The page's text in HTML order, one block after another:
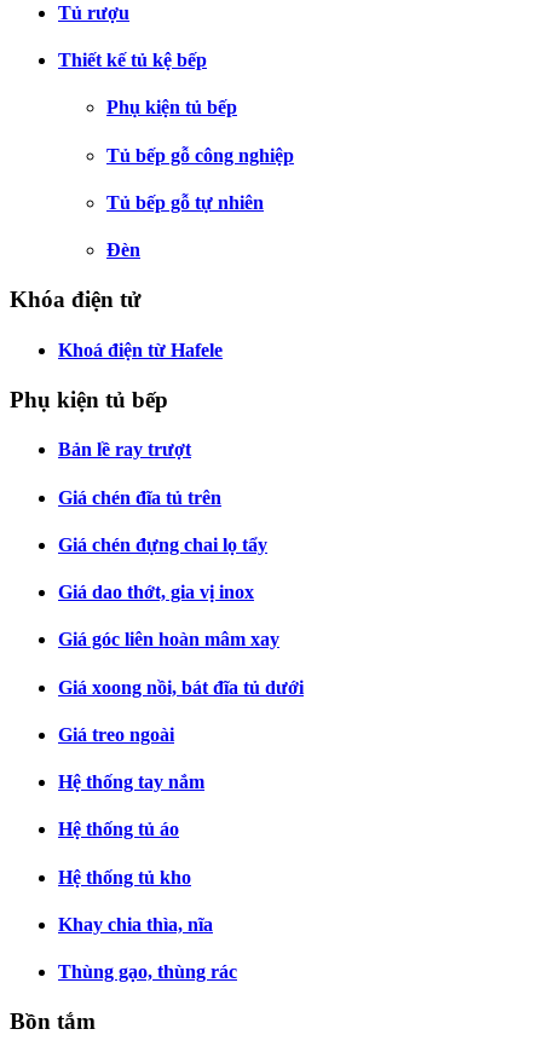
Tủ rượu
Thiết kế tủ kệ bếp
Phụ kiện tủ bếp
Tủ bếp gỗ công nghiệp
Tủ bếp gỗ tự nhiên
Đèn
Khóa điện tử
Khoá điện từ Hafele
Phụ kiện tủ bếp
Bản lề ray trượt
Giá chén đĩa tủ trên
Giá chén đựng chai lọ tẩy
Giá dao thớt, gia vị inox
Giá góc liên hoàn mâm xay
Giá xoong nồi, bát đĩa tủ dưới
Giá treo ngoài
Hệ thống tay nắm
Hệ thống tủ áo
Hệ thống tủ kho
Khay chia thìa, nĩa
Thùng gạo, thùng rác
Bồn tắm